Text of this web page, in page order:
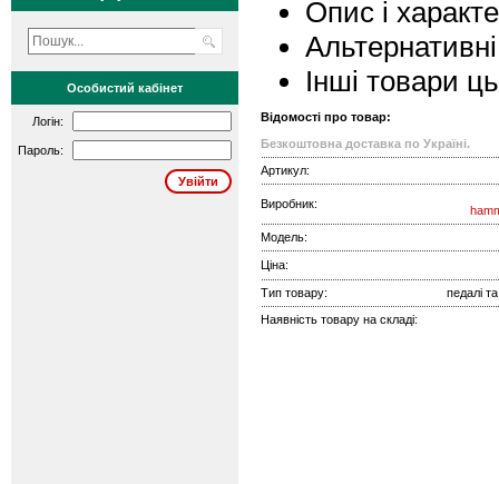
Особистий кабінет
Логін:
Пароль:
Опис і
Інші товари
Відомості про товар:
Безкоштовна доставка по Україні.
Артикул:
Виробник:
Модель:
Ціна:
Тип товару:
педалі
Наявність товару на складі: